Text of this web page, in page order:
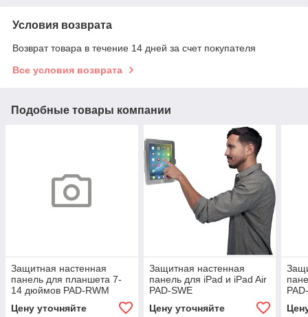
Условия возврата
Возврат товара в течение 14 дней за счет покупателя
Все условия возврата
Подобные товары компании
Защитная настенная
панель для планшета 7-
14 дюймов PAD-RWM
Цену уточняйте
Защитная настенная
панель для iPad и iPad Air
PAD-SWE
Цену уточняйте